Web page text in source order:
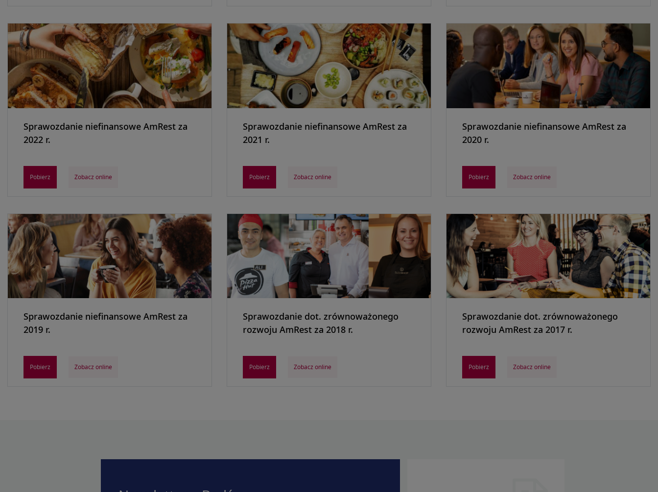
Sprawozdanie niefinansowe AmRest za
2022 r.
Pobierz Zobacz online
Sprawozdanie niefinansowe AmRest za
2021 r.
Pobierz Zobacz online
Sprawozdanie niefinansowe AmRest za
2020 r.
Pobierz Zobacz online
Sprawozdanie niefinansowe AmRest za
2019 r.
Pobierz Zobacz online
Sprawozdanie dot. zrównoważonego
rozwoju AmRest za 2018 r.
Pobierz Zobacz online
Sprawozdanie dot. zrównoważonego
rozwoju AmRest za 2017 r.
Pobierz Zobacz online